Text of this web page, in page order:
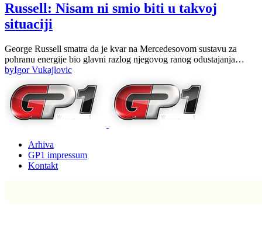
Russell: Nisam ni smio biti u takvoj
situaciji
George Russell smatra da je kvar na Mercedesovom sustavu za
pohranu energije bio glavni razlog njegovog ranog odustajanja…
byIgor Vukajlovic
Arhiva
GP1 impressum
Kontakt